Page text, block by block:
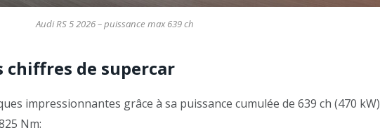
Audi RS 5 2026 – puissance max 639 ch
chiffres de supercar
impressionnantes grâce à sa puissance cumulée de 639 ch (470 kW)
Nm: